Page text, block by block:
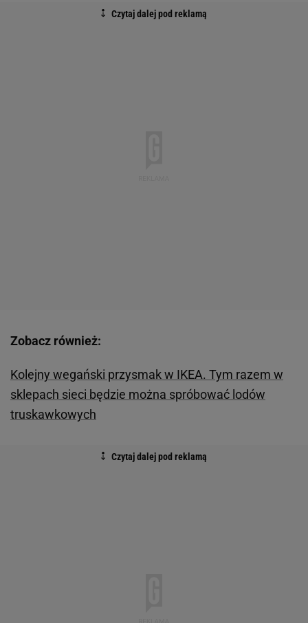
Zobacz również:
Kolejny wegański przysmak w IKEA. Tym razem w
sklepach sieci będzie można spróbować lodów
truskawkowych